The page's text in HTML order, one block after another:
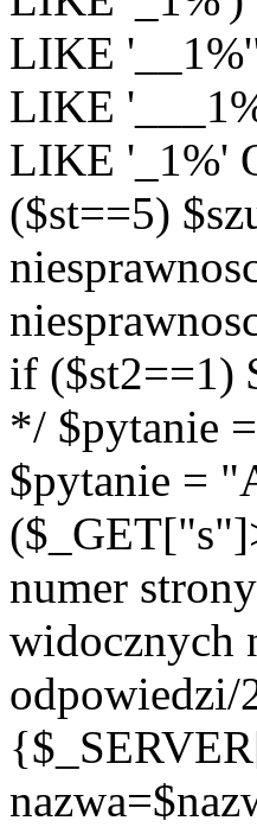
LIKE
LIKE
LIKE '_1%'
($st==5)
if ($st2==1)
*/ $pytanie
$pytanie =
numer
widocznych
odpowiedzi/